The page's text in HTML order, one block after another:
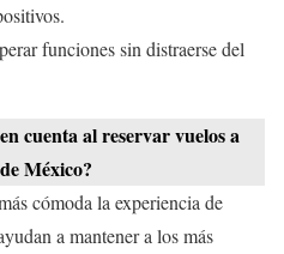
funciones sin distraerse del
cuenta al reservar vuelos a
México?
cómoda la experiencia de
a mantener a los más